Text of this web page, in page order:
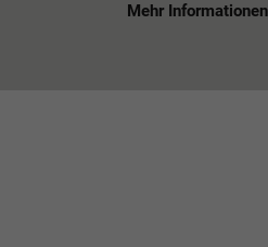
Mehr